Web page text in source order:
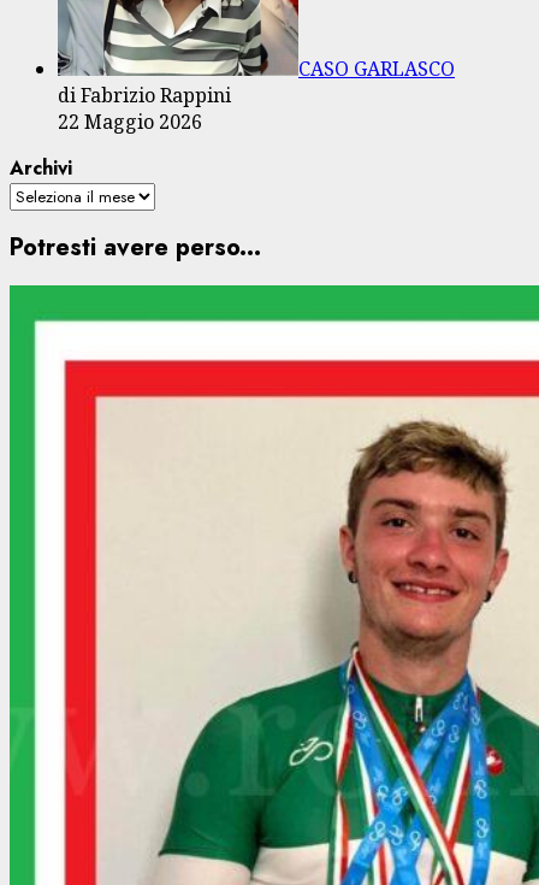
CASO GARLASCO
di Fabrizio Rappini
22 Maggio 2026
Archivi
Potresti avere perso...